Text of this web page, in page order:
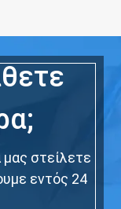
μας στείλετε
εντός 24